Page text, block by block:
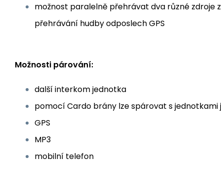
možnost paralelně přehrávat dva různé zdroje
přehrávání hudby odposlech GPS
Možnosti párování:
další interkom jednotka
pomocí Cardo brány lze spárovat s
GPS
MP3
mobilní telefon